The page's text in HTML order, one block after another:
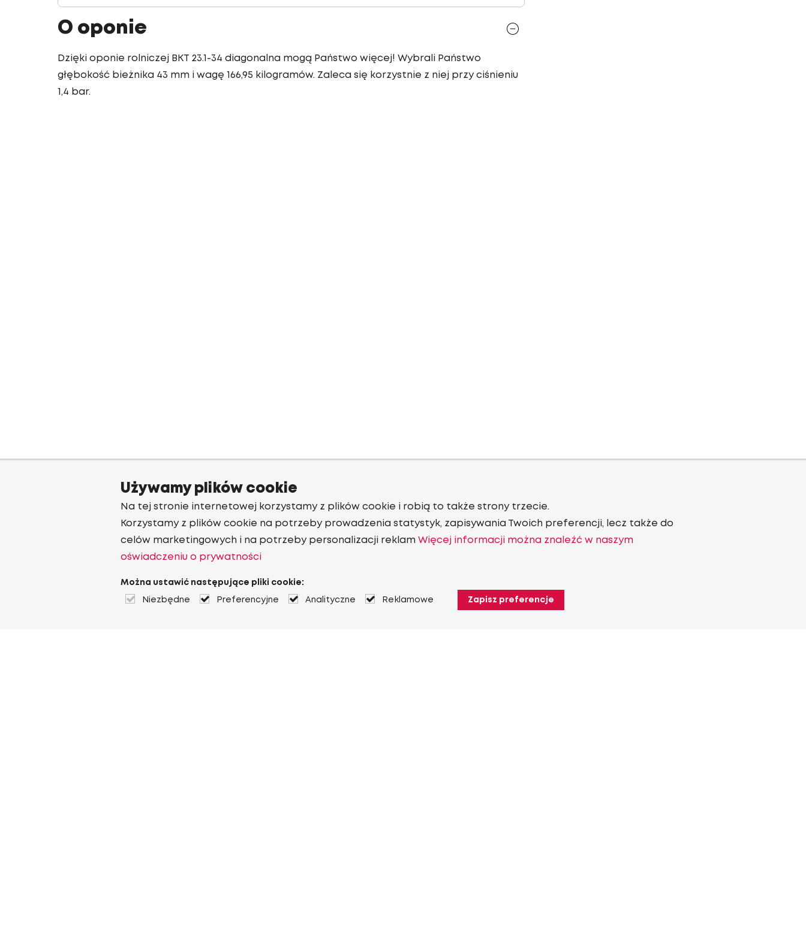
O oponie
Dzięki oponie rolniczej BKT 23.1-34 diagonalna mogą Państwo więcej! Wybrali Państwo
głębokość bieżnika 43 mm i wagę 166,95 kilogramów. Zaleca się korzystnie z niej przy ciśnieniu
1,4 bar.
Używamy plików cookie
Na tej stronie internetowej korzystamy z plików cookie i robią to także strony trzecie.
Korzystamy z plików cookie na potrzeby prowadzenia statystyk, zapisywania Twoich preferencji, lecz także do
celów marketingowych i na potrzeby personalizacji reklam Więcej informacji można znaleźć w naszym
oświadczeniu o prywatności
Można ustawić następujące pliki cookie:
Niezbędne Preferencyjne Analityczne Reklamowe Zapisz preferencje